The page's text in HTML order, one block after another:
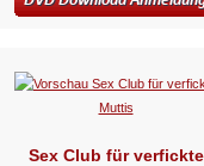
Sex Club für verfickte